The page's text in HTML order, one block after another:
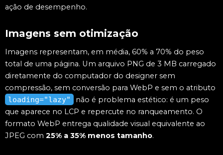
ação de desempenho.
Imagens sem otimização
Imagens representam, em média, 60% a 70% do peso
total de uma página. Um arquivo PNG de 3 MB carregado
diretamente do computador do designer sem
compressão, sem conversão para WebP e sem o atributo
loading="lazy"
não é problema estético: é um peso
que aparece no LCP e repercute no ranqueamento. O
formato WebP entrega qualidade visual equivalente ao
JPEG com 25% a 35% menos tamanho.